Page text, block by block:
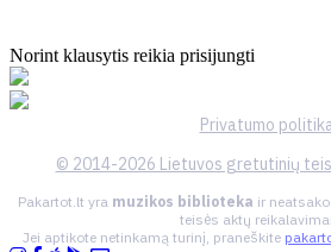
Norint klausytis reikia prisijungti
Privatumo
© 2014-2026 Lietuvos gretutinių
Pakartot.lt yra muzikos biblioteka ir
teisės aktų
Jei aptikote netinkamą turinį, praneškite